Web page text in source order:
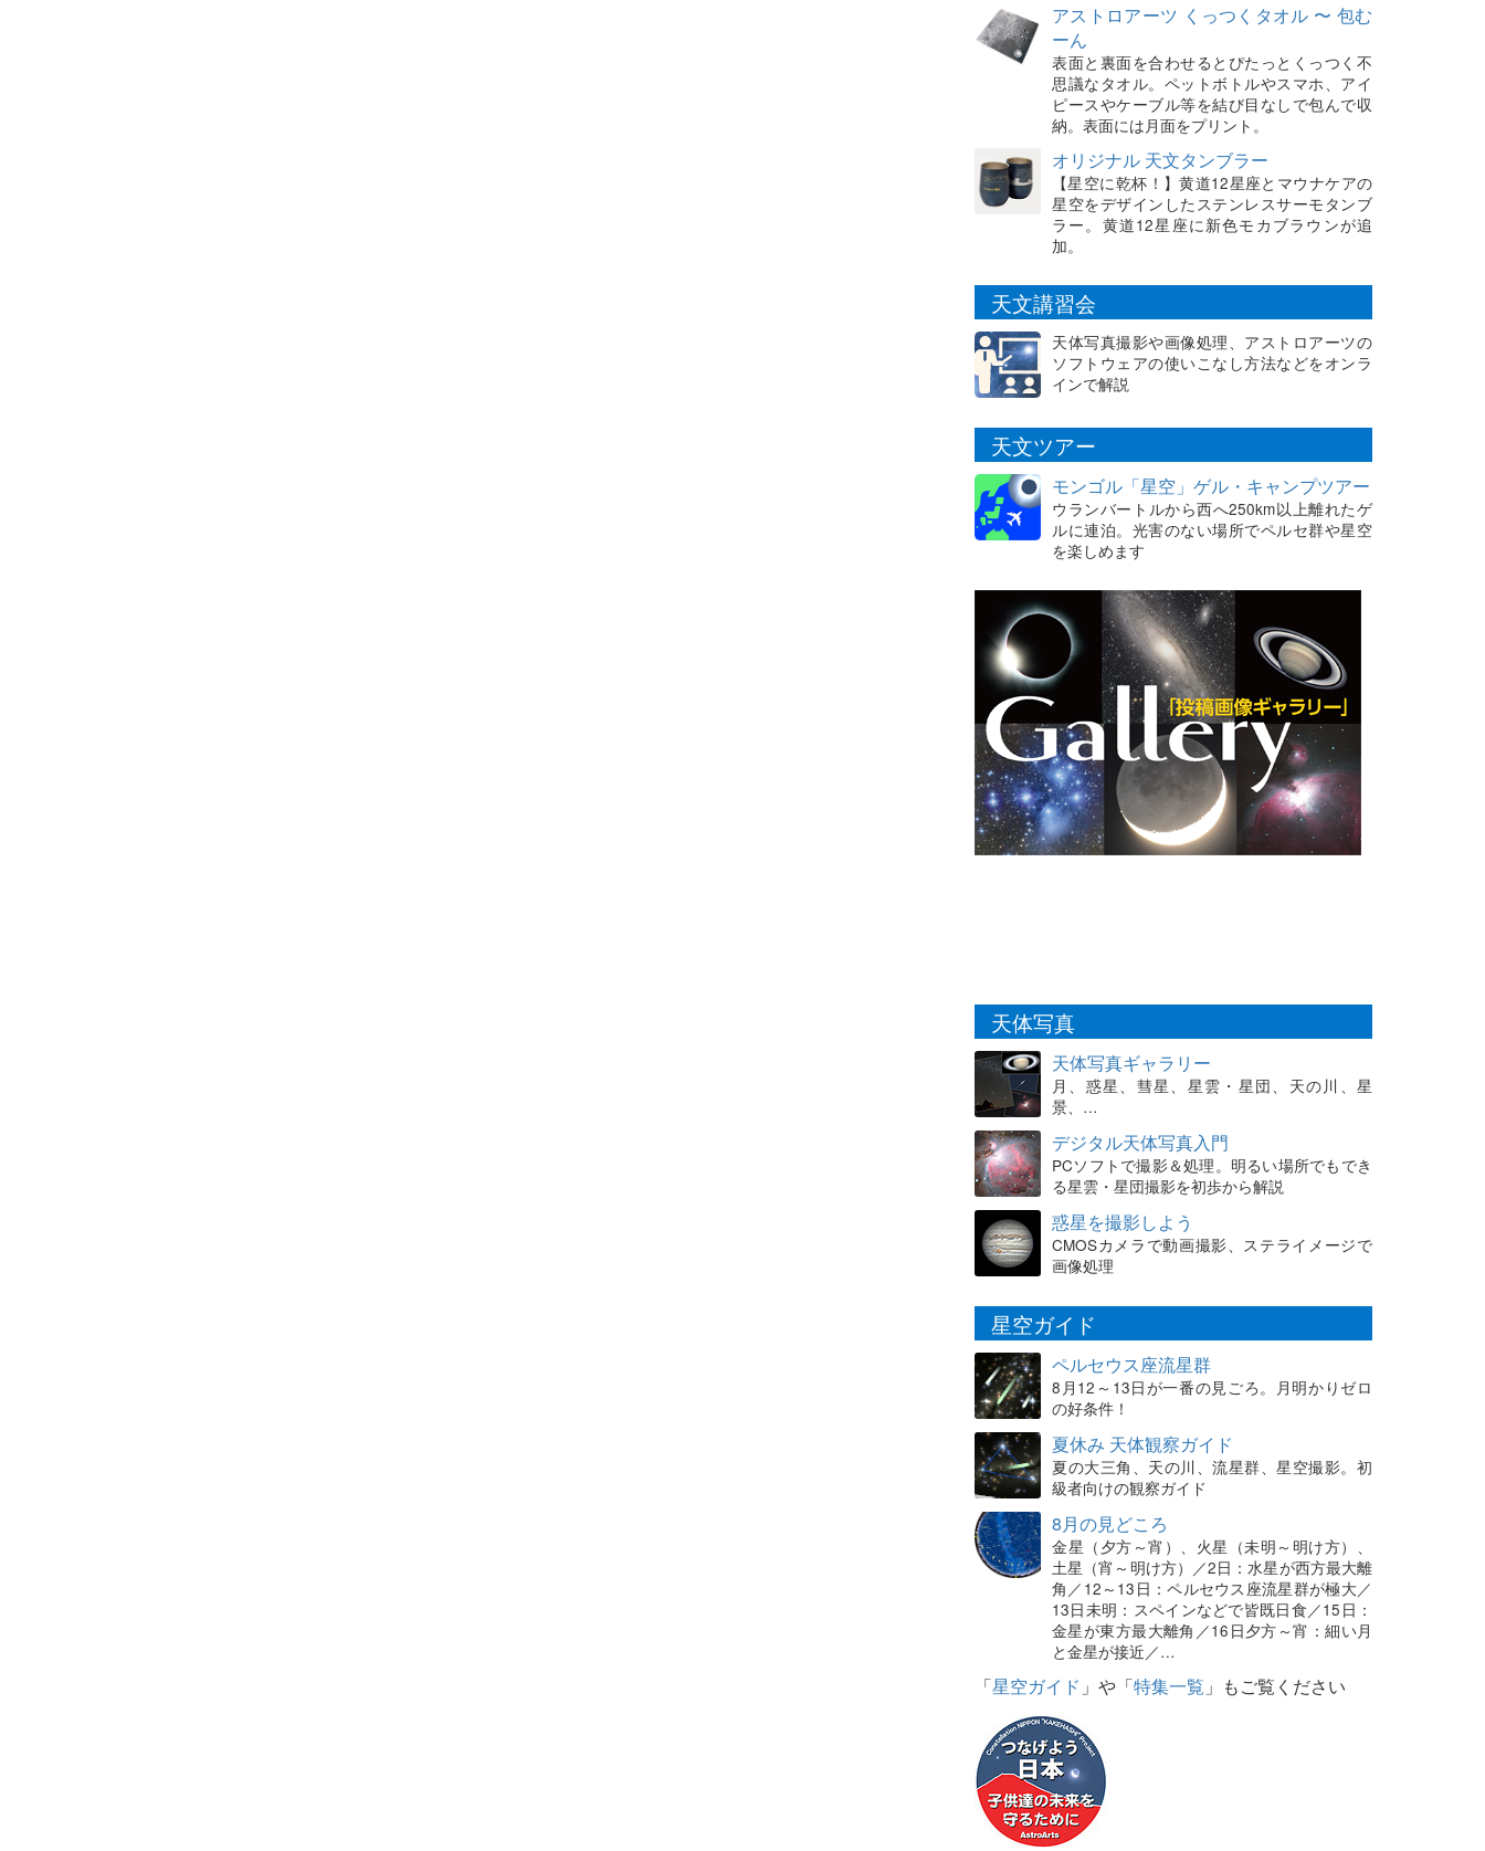
アストロアーツ くっつくタオル 〜 包む
ーん
表面と裏面を合わせるとぴたっとくっつく不
思議なタオル。ペットボトルやスマホ、アイ
ピースやケーブル等を結び目なしで包んで収
納。表面には月面をプリント。
オリジナル 天文タンブラー
【星空に乾杯！】黄道12星座とマウナケアの
星空をデザインしたステンレスサーモタンブ
ラー。黄道12星座に新色モカブラウンが追
加。
天文講習会
天体写真撮影や画像処理、アストロアーツの
ソフトウェアの使いこなし方法などをオンラ
インで解説
天文ツアー
モンゴル「星空」ゲル・キャンプツアー
ウランバートルから西へ250km以上離れたゲ
ルに連泊。光害のない場所でペルセ群や星空
を楽しめます
天体写真
天体写真ギャラリー
月、惑星、彗星、星雲・星団、天の川、星
景、…
デジタル天体写真入門
PCソフトで撮影＆処理。明るい場所でもでき
る星雲・星団撮影を初歩から解説
惑星を撮影しよう
CMOSカメラで動画撮影、ステライメージで
画像処理
星空ガイド
ペルセウス座流星群
8月12～13日が一番の見ごろ。月明かりゼロ
の好条件！
夏休み 天体観察ガイド
夏の大三角、天の川、流星群、星空撮影。初
級者向けの観察ガイド
8月の見どころ
金星（夕方～宵）、火星（未明～明け方）、
土星（宵～明け方）／2日：水星が西方最大離
角／12～13日：ペルセウス座流星群が極大／
13日未明：スペインなどで皆既日食／15日：
金星が東方最大離角／16日夕方～宵：細い月
と金星が接近／…
「星空ガイド 」や「特集一覧 」もご覧ください